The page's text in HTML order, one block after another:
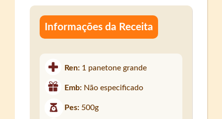
Informações da Receita
Ren: 1 panetone grande
Emb: Não especificado
Pes: 500g